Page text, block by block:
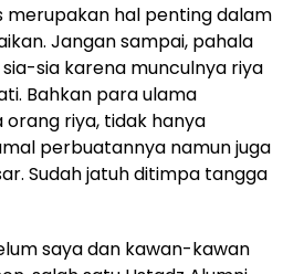
merupakan hal penting dalam
Jangan sampai, pahala
sia karena munculnya riya
Bahkan para ulama
riya, tidak hanya
perbuatannya namun juga
Sudah jatuh ditimpa tangga
saya dan kawan-kawan